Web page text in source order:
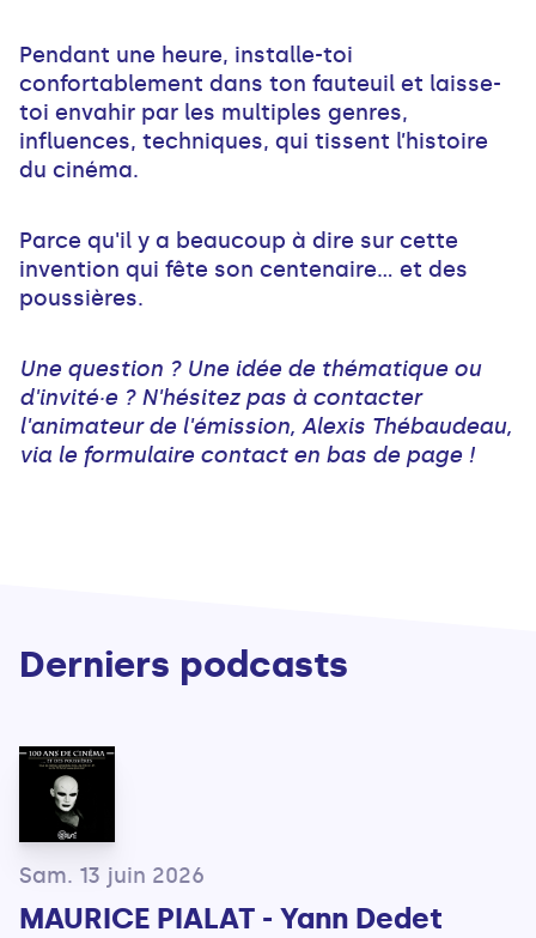
Pendant une heure, installe-toi
confortablement dans ton fauteuil et laisse-
toi envahir par les multiples genres,
influences, techniques, qui tissent l’histoire
du cinéma.
Parce qu'il y a beaucoup à dire sur cette
invention qui fête son centenaire... et des
poussières.
Une question ? Une idée de thématique ou
d'invité·e ? N'hésitez pas à contacter
l'animateur de l'émission, Alexis Thébaudeau,
via le formulaire contact en bas de page !
Derniers podcasts
Sam. 13 juin 2026
MAURICE PIALAT - Yann Dedet